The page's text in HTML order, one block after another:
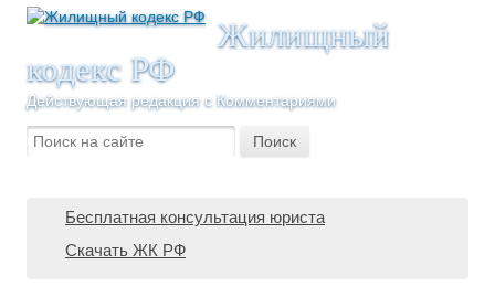
Жилищный
кодекс РФ
Действующая редакция с Комментариями
Бесплатная консультация юриста
Скачать ЖК РФ